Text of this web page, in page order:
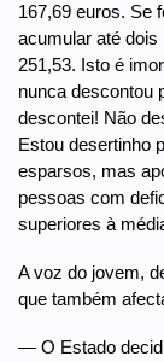
167,69 euros. Se
acumular até
251,53. Isto é
nunca descontou
descontei! Não
Estou desertinho
esparsos, mas
pessoas com
superiores à
A voz do jovem,
que também
— O Estado